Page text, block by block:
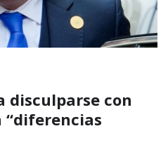
disculparse con
“diferencias